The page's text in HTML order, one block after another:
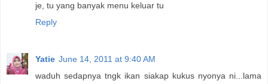
je, tu yang banyak menu keluar tu
Reply
Yatie June 14, 2011 at 9:40 AM
waduh sedapnya tngk ikan siakap kukus nyonya ni...lama